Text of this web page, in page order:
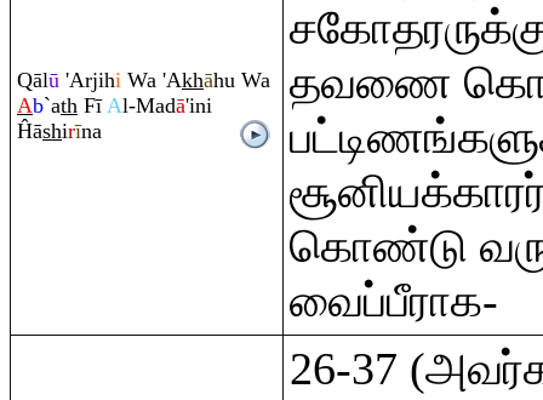
Qālū 'Arjihi Wa 'Akhāhu Wa
Ab`ath FīAl-Madā'ini
Ĥāshirīna
தவணை
கொண்டு
வைப்பீராக-
26-37